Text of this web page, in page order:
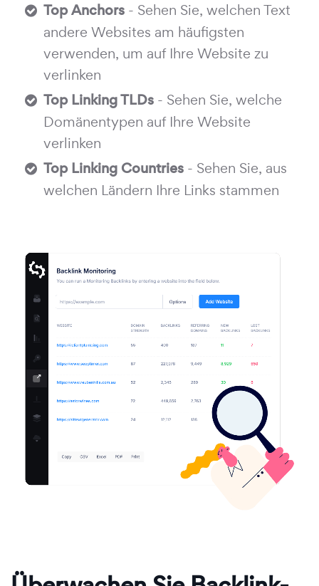
Top Anchors - Sehen Sie, welchen Text
andere Websites am häufigsten
verwenden, um auf Ihre Website zu
verlinken
Top Linking TLDs - Sehen Sie, welche
Domänentypen auf Ihre Website
verlinken
Top Linking Countries - Sehen Sie, aus
welchen Ländern Ihre Links stammen